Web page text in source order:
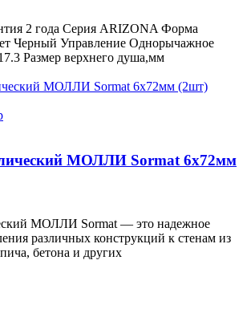
2 года Серия ARIZONA Форма
Черный Управление Однорычажное
Размер верхнего душа,мм
МОЛЛИ Sormat 6х72мм
МОЛЛИ Sormat — это надежное
различных конструкций к стенам из
бетона и других